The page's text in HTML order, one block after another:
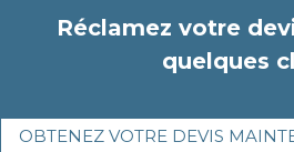
Réclamez votre
quelques
OBTENEZ VOTRE DEVIS